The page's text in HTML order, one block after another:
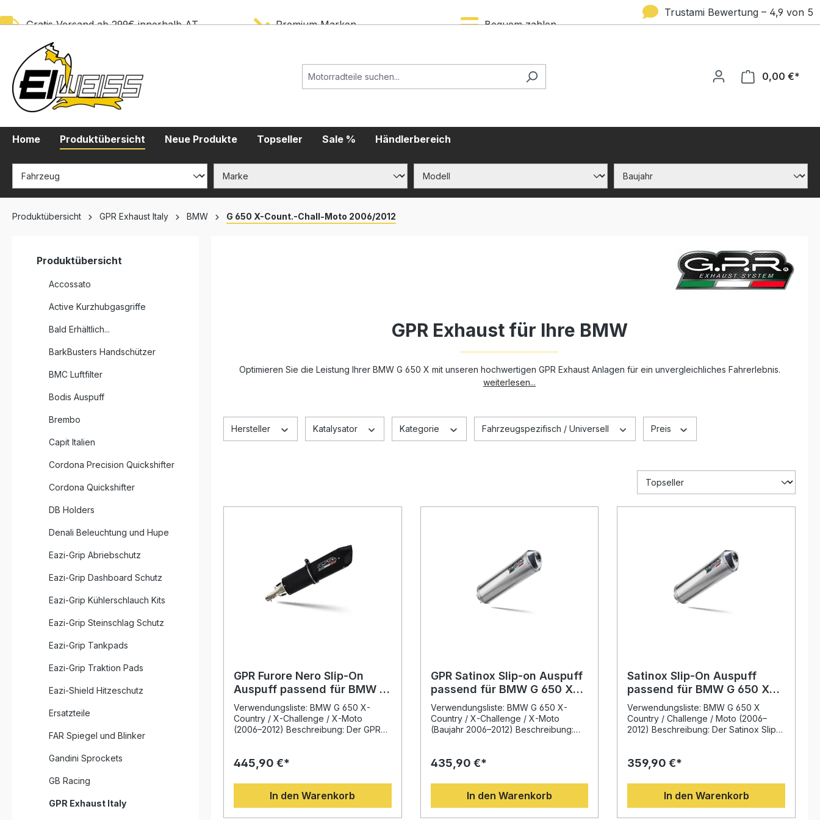
Gratis Versand ab 299€ innerhalb AT Premium Marken Bequem zahlen
Trustami Bewertung – 4,9 von 5
0,00 €*
Home Produktübersicht Neue Produkte Topseller Sale % Händlerbereich
Produktübersicht GPR Exhaust Italy BMW G 650 X-Count.-Chall-Moto 2006/2012
Produktübersicht
Accossato
Active Kurzhubgasgriffe
Bald Erhältlich...
BarkBusters Handschützer
BMC Luftfilter
Bodis Auspuff
Brembo
Capit Italien
Cordona Precision Quickshifter
Cordona Quickshifter
DB Holders
Denali Beleuchtung und Hupe
Eazi-Grip Abriebschutz
Eazi-Grip Dashboard Schutz
Eazi-Grip Kühlerschlauch Kits
Eazi-Grip Steinschlag Schutz
Eazi-Grip Tankpads
Eazi-Grip Traktion Pads
Eazi-Shield Hitzeschutz
Ersatzteile
FAR Spiegel und Blinker
Gandini Sprockets
GB Racing
GPR Exhaust Italy
GPR Exhaust für Ihre BMW
Optimieren Sie die Leistung Ihrer BMW G 650 X mit unseren hochwertigen GPR Exhaust Anlagen für ein unvergleichliches Fahrerlebnis.
weiterlesen...
Hersteller Katalysator Kategorie Fahrzeugspezifisch / Universell Preis
GPR Furore Nero Slip-On
Auspuff passend für BMW G
650 X Country / Challenge
2006–2012
Verwendungsliste: BMW G 650 X-
Country / X-Challenge / X-Moto
(2006–2012) Beschreibung: Der GPR
Challenge und X-Moto (2006–2012)
Motorrad. Dank innovativem Design
und italienischer Fertigung überzeugt
er durch verbesserte Leistung und
Drehmoment, deutliche
445,90 €*
In den Warenkorb
GPR Satinox Slip-on Auspuff
passend für BMW G 650 X
2006–2012
Verwendungsliste: BMW G 650 X-
Country / X-Challenge / X-Moto
(Baujahr 2006–2012) Beschreibung:
Leistungssteigerung und
Serienanlage. Mit seinem eleganten
Edelstahl-Finish und dem
charakteristischen Sound sorgt er für
ein sportliches Upgrade an Ihrem
435,90 €*
In den Warenkorb
Satinox Slip-On Auspuff
passend für BMW G 650 X
2006–2012
Verwendungsliste: BMW G 650 X
Country / Challenge / Moto (2006–
2012) Beschreibung: Der Satinox Slip-
für Ihr Motorrad. Entwickelt auf Basis
Motorradrennsport, überzeugt dieser
Auspuff mit modernem Design,
spürbarer Leistungssteigerung und
deutlicher Gewichtsreduktion
359,90 €*
In den Warenkorb